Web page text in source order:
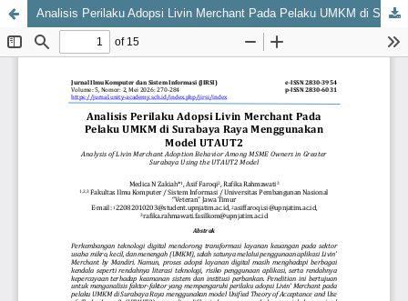
Analisis Perilaku Adopsi Livin Merchant Pada Pelaku UMKM di Surabaya Raya Menggunakan Model UTAUT2